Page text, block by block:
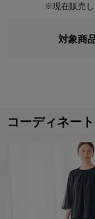
※現在販売
対象商
コーディネート